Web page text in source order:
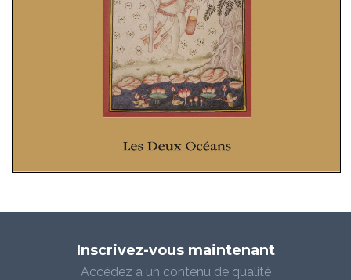
Inscrivez-vous maintenant
Accédez à un contenu de qualité